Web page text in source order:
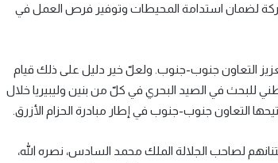
لضمان استدامة المحيطات وتوفير فرص العمل في
الحالية التي تضم 31 دولة، أداةً محوريةً لتعزيز التعاون جنوب-جنوب. ولعلّ خير دليل على ذلك قيام
للبحث في الصيد البحري في كلّ من بنين وليبيريا خلال
لصاحب الجلالة الملك محمد السادس، نصره الله،